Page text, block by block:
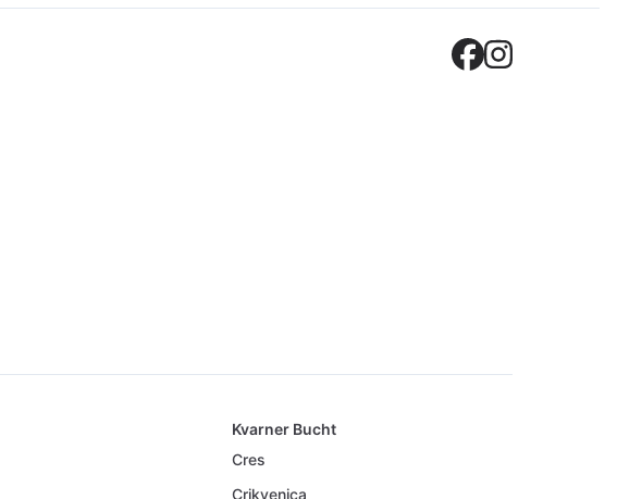
Kvarner Bucht
Cres
Crikvenica